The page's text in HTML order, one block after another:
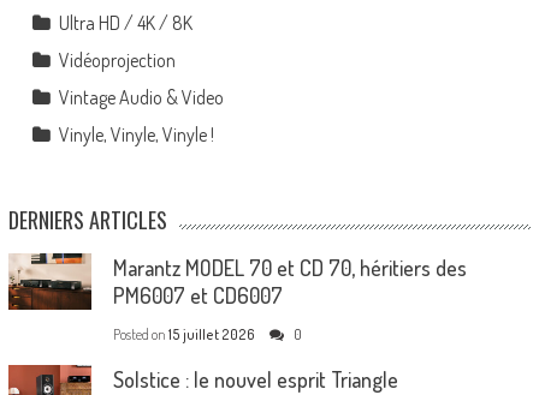
Ultra HD / 4K / 8K
Vidéoprojection
Vintage Audio & Video
Vinyle, Vinyle, Vinyle !
DERNIERS ARTICLES
Marantz MODEL 70 et CD 70, héritiers des
PM6007 et CD6007
Posted on 15 juillet 2026 0
Solstice : le nouvel esprit Triangle